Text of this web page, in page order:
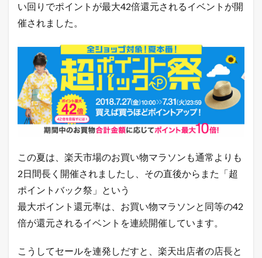
天
市
ポ
イ
ン
ト
バ
ッ
ク
売
れ
る
商
品
を
大
！
い回りでポイントが最大42倍還元されるイベントが開
催されました。
この夏は、楽天市場のお買い物マラソンも通常よりも
2日間長く開催されましたし、その直後からまた「超
ポイントバック祭」という
最大ポイント還元率は、お買い物マラソンと同等の42
倍が還元されるイベントを連続開催しています。
こうしてセールを連発しだすと、楽天出店者の店長と